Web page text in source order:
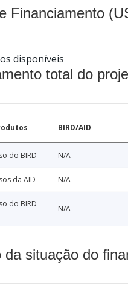
Financiamento
disponíveis
total do
BIRD/AID
do BIRD N/A
da AID N/A
do BIRD
N/A
da situação do